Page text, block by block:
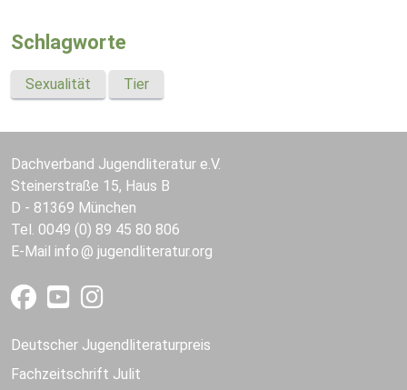
Schlagworte
Sexualität Tier
Dachverband Jugendliteratur e.V.
Steinerstraße 15, Haus B
D - 81369 München
Tel. 0049 (0) 89 45 80 806
E-Mail info jugendliteratur.org
Deutscher Jugendliteraturpreis
Fachzeitschrift Julit